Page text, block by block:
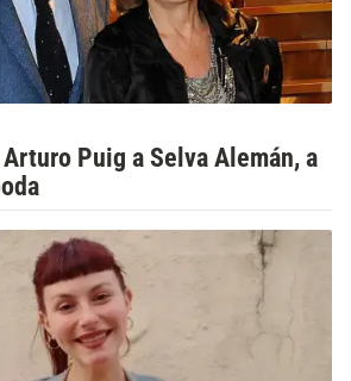
Puig a Selva Alemán, a